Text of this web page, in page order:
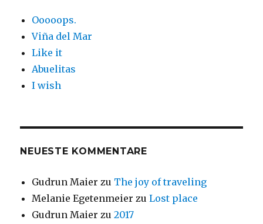
Ooooops.
Viña del Mar
Like it
Abuelitas
I wish
NEUESTE KOMMENTARE
Gudrun Maier zu The joy of traveling
Melanie Egetenmeier zuLost place
Gudrun Maier zu2017